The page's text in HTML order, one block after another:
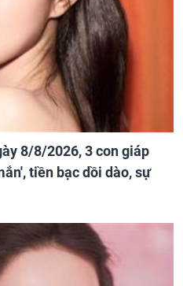
8/8/2026, 3 con giáp
tiền bạc dồi dào, sự